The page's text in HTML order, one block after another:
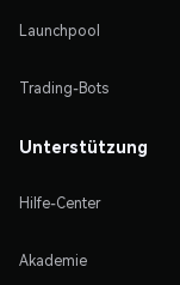
Launchpool
Trading-Bots
Unterstützung
Hilfe-Center
Akademie